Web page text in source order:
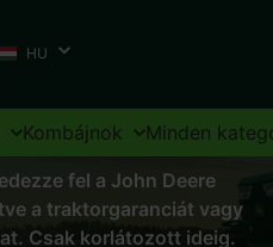
HU
Kombájnok
Minden
fel a John Deere
a traktorgaranciát vagy
Csak korlátozott ideig.